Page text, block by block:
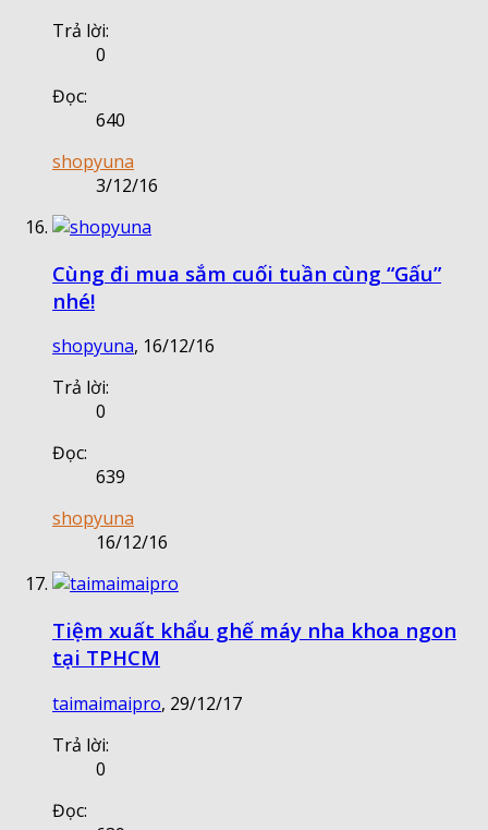
Trả lời:
0
Đọc:
640
shopyuna
3/12/16
Cùng đi mua sắm cuối tuần cùng “Gấu”
nhé!
shopyuna, 16/12/16
Trả lời:
0
Đọc:
639
shopyuna
16/12/16
Tiệm xuất khẩu ghế máy nha khoa ngon
tại TPHCM
taimaimaipro, 29/12/17
Trả lời:
0
Đọc: